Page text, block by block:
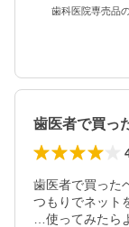
歯科医院専売品
歯医者で買った
つもりでネット
…使ってみたら